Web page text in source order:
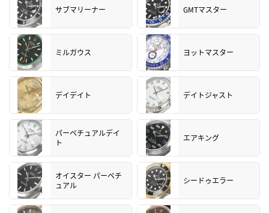
サブマリーナー GMTマスター
ミルガウス ヨットマスター
デイデイト デイトジャスト
パーペチュアルデイ
ト
エアキング
オイスター パーペチ
ュアル
シードゥエラー